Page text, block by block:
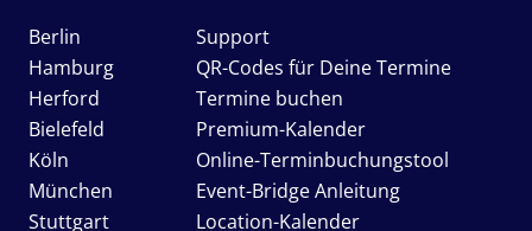
Berlin
Hamburg
Herford
Bielefeld
Köln
München
Stuttgart
Support
QR-Codes für Deine Termine
Termine buchen
Premium-Kalender
Online-Terminbuchungstool
Event-Bridge Anleitung
Location-Kalender